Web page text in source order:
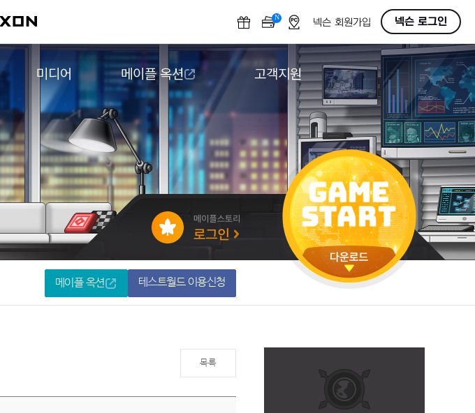
N OFF넥슨 회원가입 넥슨 로그인
미디어
영상
음악
아트웍
웹툰
메이플 옥션
메이플 옥션
고객지원
도움말/1:1문의
버그악용/불법프로그램 신고
게임 접근성
메이플 옥션 테스트월드 이용신청
목록